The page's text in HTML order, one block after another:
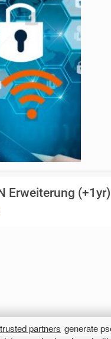
trusted partners generate
Erweiterung (+1yr)